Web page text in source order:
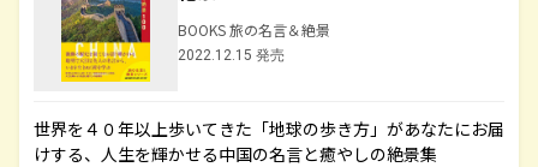
BOOKS 旅の名言＆絶景
2022.12.15 発売
世界を４０年以上歩いてきた「地球の歩き方」があなたにお届
けする、人生を輝かせる中国の名言と癒やしの絶景集